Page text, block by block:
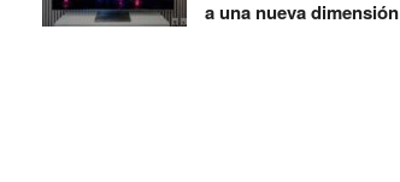
a una nueva dimensión